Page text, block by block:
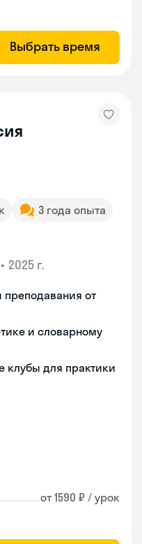
Выбрать время
3 года опыта
• 2025 г.
преподавания от
и словарному
клубы для практики
от 1590 ₽ / урок